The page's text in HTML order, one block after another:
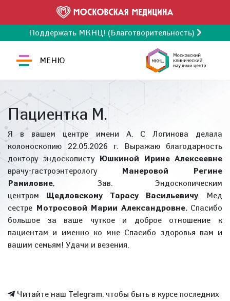
Поддержать МКНЦ! (Благотворительность)
МЕНЮ
Пациентка М.
Я в вашем центре имени А. С Логинова делала
колоноскопию 22.05.2026 г. Выражаю благодарность
доктору эндоскописту Юшкиной Ирине Алексеевне
врачу-гастроэнтерологу
Манеровой Регине
Рамиловне, Зав. Эндоскопическим
центром Щедловскому Тарасу Васильевичу. Мед
сестре Мотросовой Марии Александровне.Спасибо
большое за ваше чуткое и доброе отношение к
пациентам и именно ко мне Спасибо здоровья вам и
вашим семьям! Удачи и везения.
Читайте наш Telegram, чтобы быть в курсе последних